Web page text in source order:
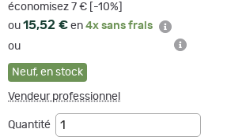
économisez 7 € [-10%]
ou 15,52 € en 4x sans frais
ou
Neuf, en stock
Vendeur professionnel
Quantité